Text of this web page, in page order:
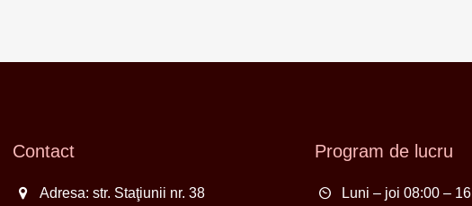
Contact
Adresa: str. Staţiunii nr. 38
Program de lucru
Luni – joi 08:00 –